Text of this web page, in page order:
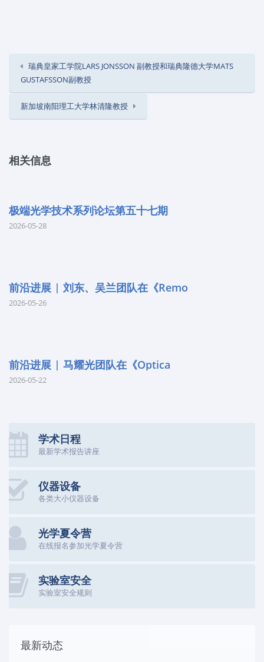
瑞典皇家工学院LARS JONSSON 副教授和瑞典隆德大学MATS
GUSTAFSSON副教授
新加坡南阳理工大学林清隆教授
相关信息
极端光学技术系列论坛第五十七期
2026-05-28
前沿进展 | 刘东、吴兰团队在《Remo
2026-05-26
前沿进展 | 马耀光团队在《Optica
2026-05-22
学术日程
最新学术报告讲座
仪器设备
各类大小仪器设备
光学夏令营
在线报名参加光学夏令营
实验室安全
实验室安全规则
最新动态